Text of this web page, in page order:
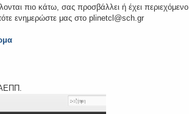
πιο κάτω, σας προσβάλλει ή έχει περιεχόμενο
τότε ενημερώστε μας στο plinetcl@sch.gr